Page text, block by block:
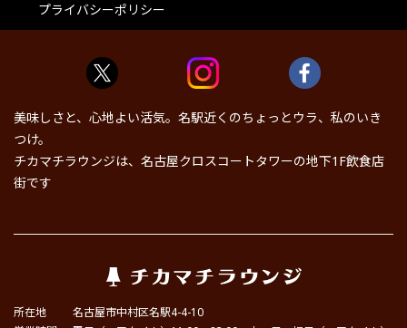
プライバシーポリシー
美味しさと、心地よい活気。名駅近くのちょっとウラ、私のいき
つけ。
チカマチラウンジは、名古屋クロスコートタワーの地下1F飲食店
街です
所在地
名古屋市中村区名駅4-4-10